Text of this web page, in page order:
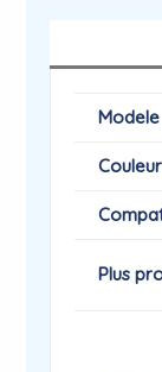
Modele
Couleur
Plus